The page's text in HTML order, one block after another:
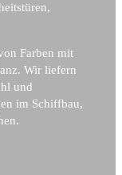
Farben mit
Wir liefern
und
im Schiffbau,